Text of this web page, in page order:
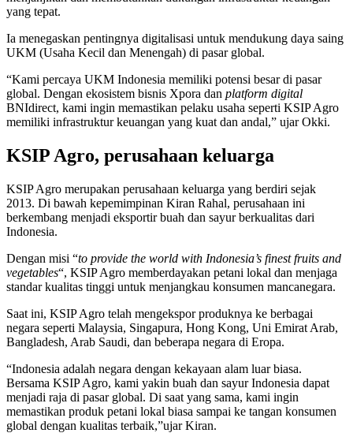
yang tepat.
Ia menegaskan pentingnya digitalisasi untuk mendukung daya saing
UKM (Usaha Kecil dan Menengah) di pasar global.
“Kami percaya UKM Indonesia memiliki potensi besar di pasar
global. Dengan ekosistem bisnis Xpora dan platform digital
BNIdirect, kami ingin memastikan pelaku usaha seperti KSIP Agro
memiliki infrastruktur keuangan yang kuat dan andal,” ujar Okki.
KSIP Agro, perusahaan keluarga
KSIP Agro merupakan perusahaan keluarga yang berdiri sejak
2013. Di bawah kepemimpinan Kiran Rahal, perusahaan ini
berkembang menjadi eksportir buah dan sayur berkualitas dari
Indonesia.
Dengan misi “to provide the world with Indonesia’s finest fruits and
vegetables“, KSIP Agro memberdayakan petani lokal dan menjaga
standar kualitas tinggi untuk menjangkau konsumen mancanegara.
Saat ini, KSIP Agro telah mengekspor produknya ke berbagai
negara seperti Malaysia, Singapura, Hong Kong, Uni Emirat Arab,
Bangladesh, Arab Saudi, dan beberapa negara di Eropa.
“Indonesia adalah negara dengan kekayaan alam luar biasa.
Bersama KSIP Agro, kami yakin buah dan sayur Indonesia dapat
menjadi raja di pasar global. Di saat yang sama, kami ingin
memastikan produk petani lokal biasa sampai ke tangan konsumen
global dengan kualitas terbaik,”ujar Kiran.